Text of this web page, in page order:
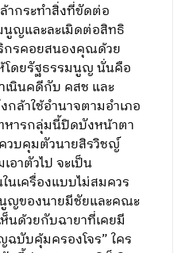
ากระทำสิ่งที่ขัดต่อ
ญและละเมิดต่อสิทธิ
กรคอยสนองคุณด้วย
โดยรัฐธรรมนูญ นั่นคือ
เนินคดีกับ คสช และ
กล้าใช้อำนาจตามอำเภอ
หารกลุ่มนี้ปิดบังหน้าตา
วบคุมตัวนายสิรวิชญ์
อาตัวไป จะเป็น
นเครื่องแบบไม่สมควร
ญของนายมีชัยและคณะ
นด้วยกับฉายาที่เคยมี
บับคุ้มครองโจร” ใคร